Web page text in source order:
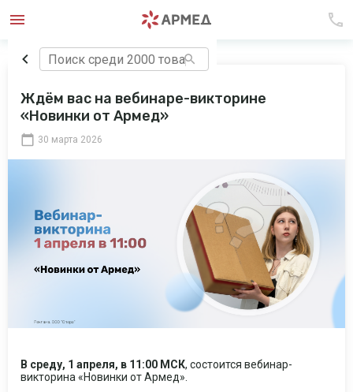
Ждём вас на вебинаре-викторине
«Новинки от Армед»
30 марта 2026
В среду, 1 апреля, в 11:00 МСК, состоится вебинар-
викторина «Новинки от Армед».